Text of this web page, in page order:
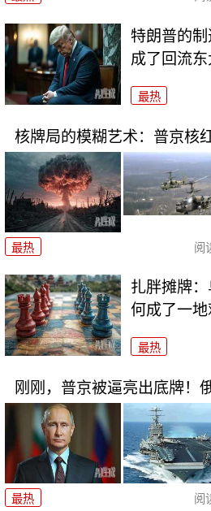
特朗普的
成了回流东
最热
核牌局的模糊艺术：普京核
最热 阅
扎胖摊牌
何成了一地
最热
刚刚，普京被逼亮出底牌！
最热 阅